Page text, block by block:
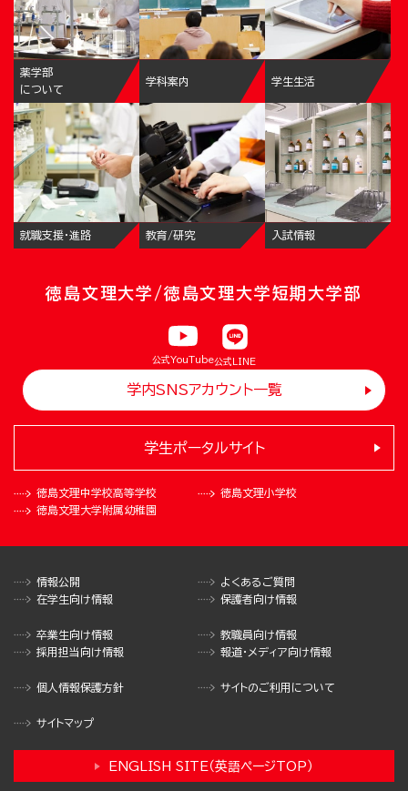
薬学部
について
学科案内 学生生活
就職支援・進路 教育/研究 入試情報
徳島文理大学/徳島文理大学短期大学部
公式YouTube公式LINE
学内SNSアカウント一覧
徳島文理中学校高等学校
徳島文理小学校
徳島文理大学附属幼稚園
学生ポータルサイト
情報公開
よくあるご質問
在学生向け情報
保護者向け情報
卒業生向け情報
教職員向け情報
採用担当向け情報
報道・メディア向け情報
個人情報保護方針 サイトのご利用について
サイトマップ
ENGLISH SITE（英語ページTOP）